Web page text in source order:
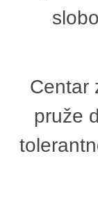
Centar
pruže